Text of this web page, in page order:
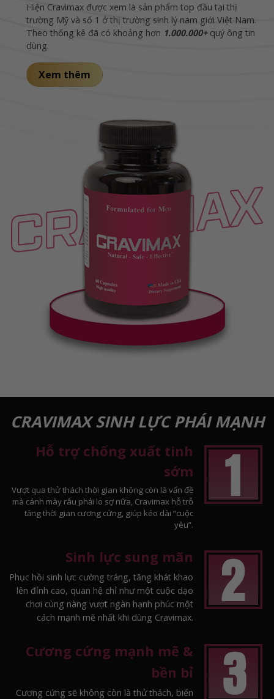
Hiện Cravimax được xem là sản phẩm top đầu tại thị
trường Mỹ và số 1 ở thị trường sinh lý nam giới Việt Nam.
Theo thống kê đã có khoảng hơn 1.000.000+ quý ông tin
dùng.
Xem thêm
CRAVIMAX SINH LỰC PHÁI MẠNH
Hỗ trợ chống xuất tinh
sớm
Vượt qua thử thách thời gian không còn là vấn đề
mà cánh mày râu phải lo sợ nữa, Cravimax hỗ trỗ
tăng thời gian cương cứng, giúp kéo dài “cuộc
yêu”.
Sinh lực sung mãn
Phục hồi sinh lực cường tráng, tăng khát khao
lên đỉnh cao, quan hệ chỉ như một cuộc dạo
chơi cùng nàng vượt ngàn hạnh phúc một
cách mạnh mẽ nhất khi dùng Cravimax.
Cương cứng mạnh mẽ &
bền bỉ
Cương cứng sẽ không còn là thử thách, biến